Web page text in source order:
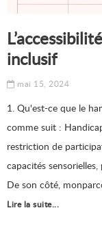
inclusif
mai 15, 2024
1. Qu'est-ce que le
comme suit :
restriction de
capacités
De son côté,
Lire la suite...